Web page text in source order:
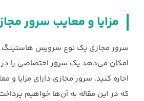
مزایا و معایب سرور
سرور مجازی یک نوع سرویس هاستینگ
امکان می‌دهد یک سرور اختصاصی را
اجاره کنید. سرور مجازی دارای مزایا
که در این مقاله به آن‌ها خواهیم